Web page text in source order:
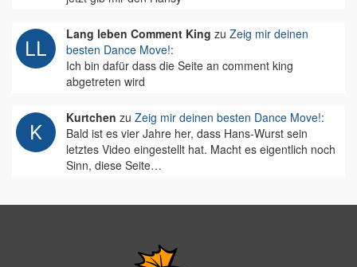
Lang leben Comment King zu Zeig mir deinen
besten Dance Move!:
Ich bin dafür dass die Seite an comment king
abgetreten wird
Kurtchen zu Zeig mir deinen besten Dance Move!:
Bald ist es vier Jahre her, dass Hans-Wurst sein
letztes Video eingestellt hat. Macht es eigentlich noch
Sinn, diese Seite…